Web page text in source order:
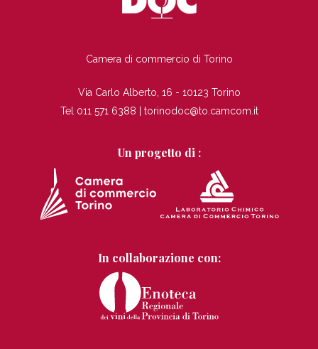
Camera di commercio di Torino
Via Carlo Alberto, 16 - 10123 Torino
Tel 011 571 6388 | torinodoc@to.camcom.it
Un progetto di :
In collaborazione con: